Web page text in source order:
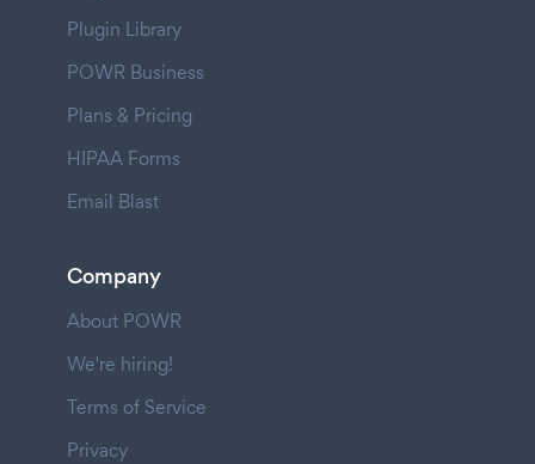
Plugin Library
POWR Business
Plans & Pricing
HIPAA Forms
Email Blast
Company
About POWR
We're hiring!
Terms of Service
Privacy